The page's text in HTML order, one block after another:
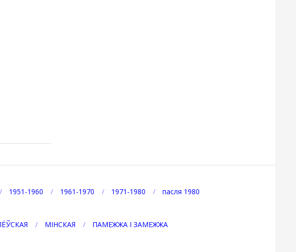
1951-1960 1961-1970 1971-1980 пасля 1980
МІНСКАЯ ПАМЕЖЖА І ЗАМЕЖЖА